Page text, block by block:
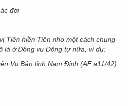
đời
Tiên hiền Tiên nho một cách chung
là ở Đông vu Đông tự nữa, ví dụ:
Vụ Bản tỉnh Nam Định (AF a11/42)